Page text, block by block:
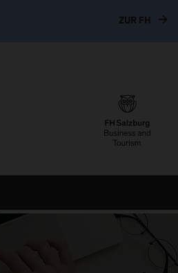
ZUR FH ZUR